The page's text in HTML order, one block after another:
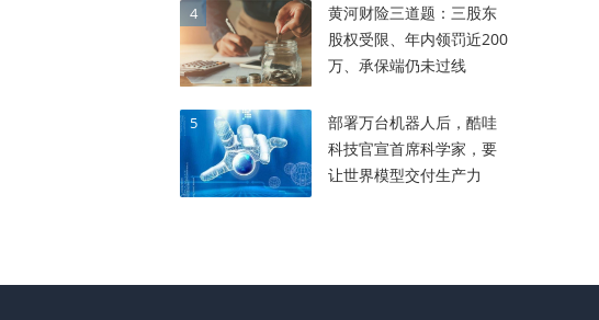
4
黄河财险三道题：三股东
股权受限、年内领罚近200
万、承保端仍未过线
5
部署万台机器人后，酷哇
科技官宣首席科学家，要
让世界模型交付生产力